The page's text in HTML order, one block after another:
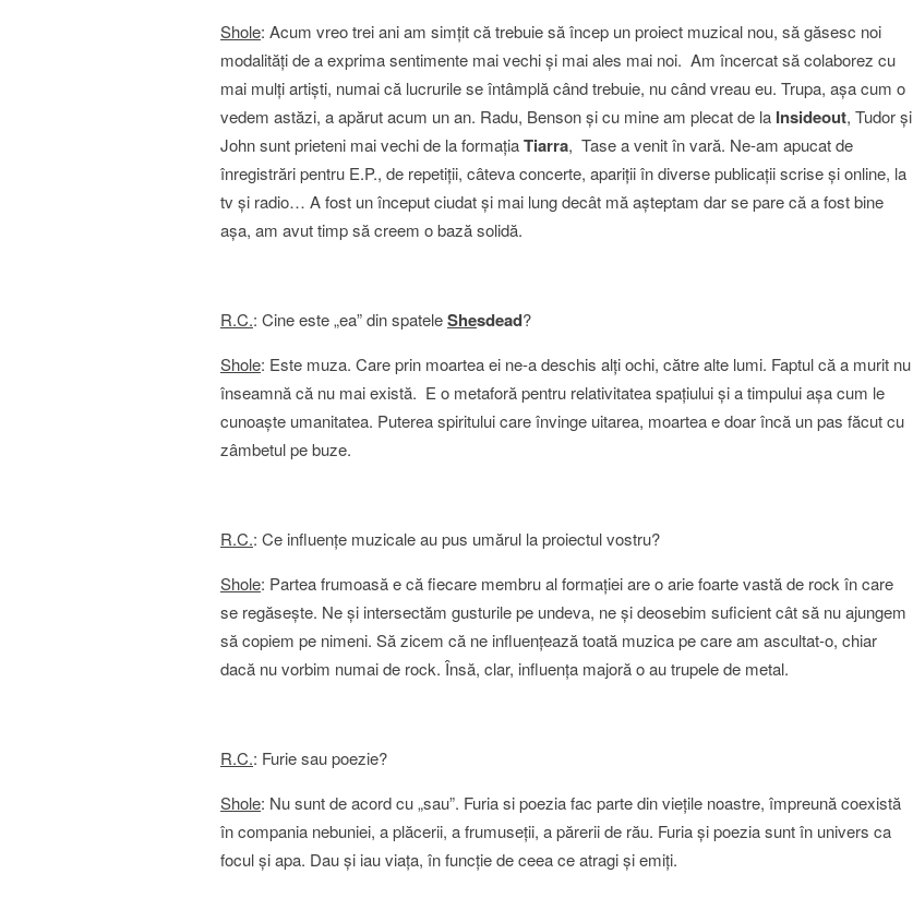
Shole: Acum vreo trei ani am simţit că trebuie să încep un proiect muzical nou, să găsesc noi
modalităţi de a exprima sentimente mai vechi şi mai ales mai noi. Am încercat să colaborez cu
mai mulţi artişti, numai că lucrurile se întâmplă când trebuie, nu când vreau eu. Trupa, aşa cum o
vedem astăzi, a apărut acum un an. Radu, Benson şi cu mine am plecat de la Insideout, Tudor şi
John sunt prieteni mai vechi de la formaţiaTiarra, Tase a venit în vară. Ne-am apucat de
înregistrări pentru E.P., de repetiţii, câteva concerte, apariţii în diverse publicaţii scrise şi online, la
tv şi radio… A fost un început ciudat şi mai lung decât mă aşteptam dar se pare că a fost bine
aşa, am avut timp să creem o bază solidă.
R.C.: Cine este „ea” din spateleShesdead?
Shole: Este muza. Care prin moartea ei ne-a deschis alţi ochi, către alte lumi. Faptul că a murit nu
înseamnă că nu mai există. E o metaforă pentru relativitatea spaţiului şi a timpului aşa cum le
cunoaşte umanitatea. Puterea spiritului care învinge uitarea, moartea e doar încă un pas făcut cu
zâmbetul pe buze.
R.C.: Ce influenţe muzicale au pus umărul la proiectul vostru?
Shole: Partea frumoasă e că fiecare membru al formaţiei are o arie foarte vastă de rock în care
se regăseşte. Ne şi intersectăm gusturile pe undeva, ne şi deosebim suficient cât să nu ajungem
să copiem pe nimeni. Să zicem că ne influenţează toată muzica pe care am ascultat-o, chiar
dacă nu vorbim numai de rock. Însă, clar, influenţa majoră o au trupele de metal.
R.C.: Furie sau poezie?
Shole: Nu sunt de acord cu „sau”. Furia si poezia fac parte din vieţile noastre, împreună coexistă
în compania nebuniei, a plăcerii, a frumuseţii, a părerii de rău. Furia şi poezia sunt în univers ca
focul şi apa. Dau şi iau viaţa, în funcţie de ceea ce atragi şi emiţi.